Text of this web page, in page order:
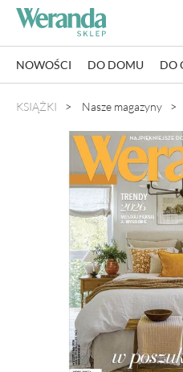
NOWOŚCI
DO DOMU
DO OGRODU
SZKLARNIE OGRODOWE
OZDOBY ŚWIĄTECZNE
DLA DZIECI
POMYSŁ NA PREZENT
NOWOŚCI DO DOMU DO
KSIĄŻKI Nasze magazyny